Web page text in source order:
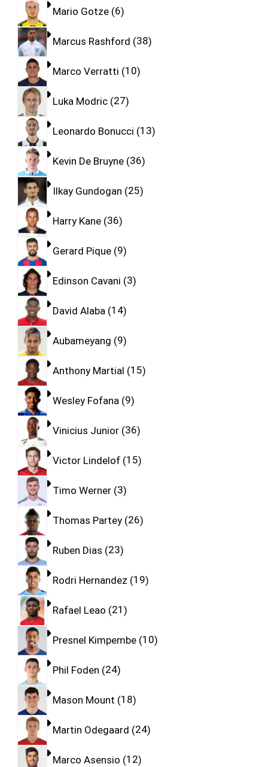
Mario Gotze 6
Marcus Rashford 38
Marco Verratti 10
Luka Modric 27
Leonardo Bonucci 13
Kevin De Bruyne 36
Ilkay Gundogan 25
Harry Kane 36
Gerard Pique 9
Edinson Cavani 3
David Alaba 14
Aubameyang 9
Anthony Martial 15
Wesley Fofana 9
Vinicius Junior 36
Victor Lindelof 15
Timo Werner 3
Thomas Partey 26
Ruben Dias 23
Rodri Hernandez 19
Rafael Leao 21
Presnel Kimpembe 10
Phil Foden 24
Mason Mount 18
Martin Odegaard 24
Marco Asensio 12